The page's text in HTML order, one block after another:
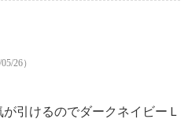
26）
引けるのでダークネイビーＬ